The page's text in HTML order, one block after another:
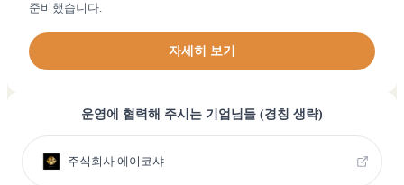
준비했습니다.
자세히 보기
운영에 협력해 주시는 기업님들 (경칭 생략)
주식회사 에이코샤